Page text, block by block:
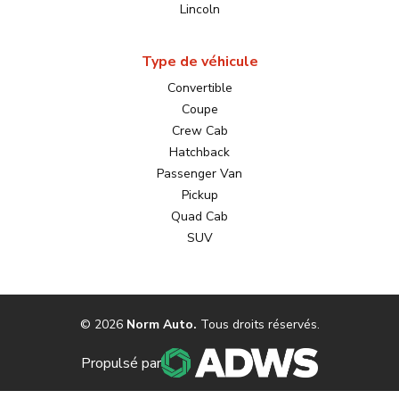
Lincoln
Type de véhicule
Convertible
Coupe
Crew Cab
Hatchback
Passenger Van
Pickup
Quad Cab
SUV
© 2026 Norm Auto. Tous droits réservés.
Propulsé par